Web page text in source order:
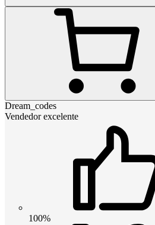
Dream_codes
Vendedor excelente
100%